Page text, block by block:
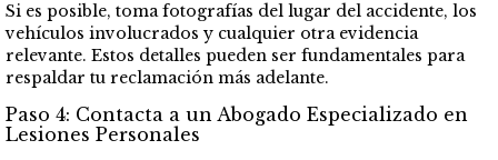
Si es posible, toma fotografías del lugar del accidente, los
vehículos involucrados y cualquier otra evidencia
relevante. Estos detalles pueden ser fundamentales para
respaldar tu reclamación más adelante.
Paso 4: Contacta a un Abogado Especializado en
Lesiones Personales